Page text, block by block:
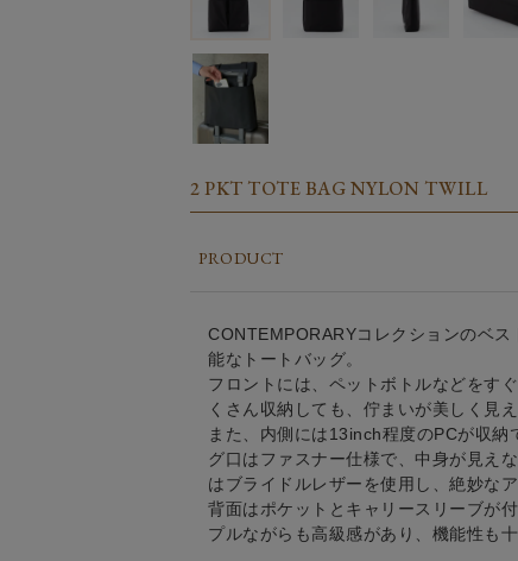
2 PKT TOTE BAG NYLON TWILL
PRODUCT
CONTEMPORARYコレクションのベ
能なトートバッグ。
フロントには、ペットボトルなどをす
くさん収納しても、佇まいが美しく見
また、内側には13inch程度のPCが収
グ口はファスナー仕様で、中身が見え
はブライドルレザーを使用し、絶妙なア
背面はポケットとキャリースリーブが
プルながらも高級感があり、機能性も十